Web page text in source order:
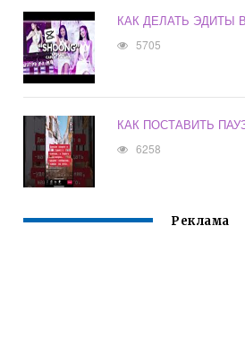
КАК ДЕЛАТЬ ЭДИТЫ
5705
КАК ПОСТАВИТЬ
6258
Реклама